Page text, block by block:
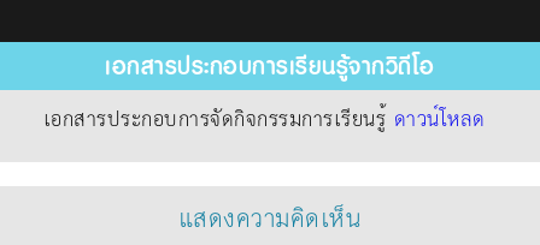
เอกสารประกอบการเรียนรู้จากวิดีโอ
เอกสารประกอบการจัดกิจกรรมการเรียนรู้ ดาวน์โหลด
แสดงความคิดเห็น